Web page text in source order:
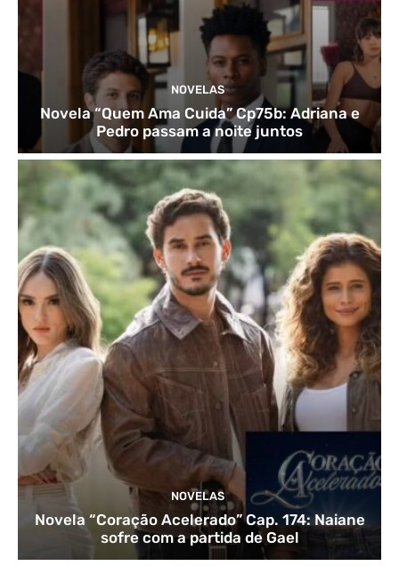
NOVELAS
Novela “Quem Ama Cuida” Cp75b: Adriana e
Pedro passam a noite juntos
NOVELAS
Novela “Coração Acelerado” Cap. 174: Naiane
sofre com a partida de Gael